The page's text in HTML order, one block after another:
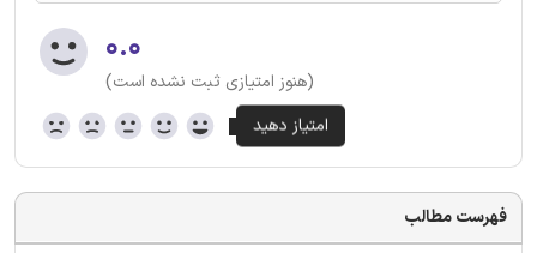
۰.۰
(هنوز امتیازی ثبت نشده است)
فهرست مطالب